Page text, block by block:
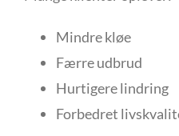
Mindre kløe
Færre udbrud
Hurtigere lindring
Forbedret